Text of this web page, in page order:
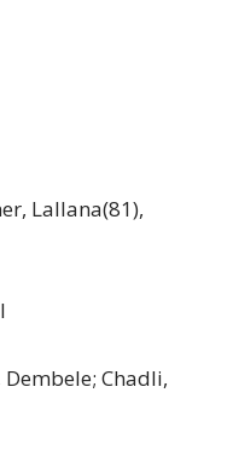
Lallana(81),
Chadli,